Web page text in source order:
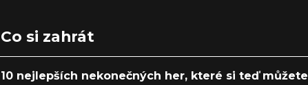
Co si zahrát
10 nejlepších nekonečných her, které si teď můžete